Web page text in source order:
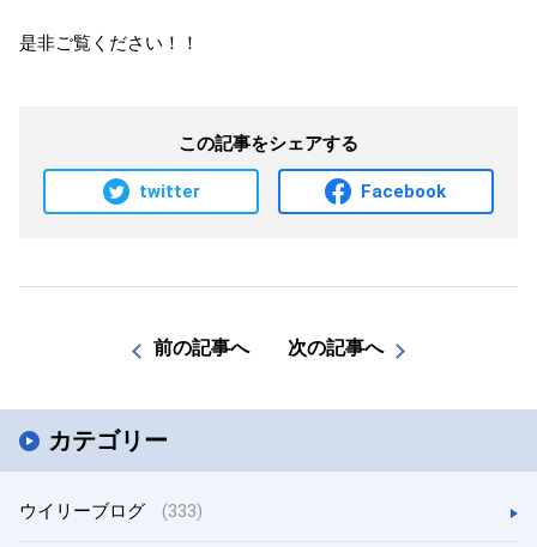
カテゴリー
ウイリーブログ (333)
是非ご覧ください！！
この記事をシェアする
twitter Facebook
前の記事へ 次の記事へ